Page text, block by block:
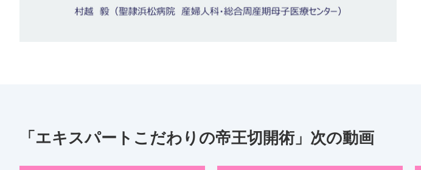
「エキスパートこだわりの帝王切開術」次の動画